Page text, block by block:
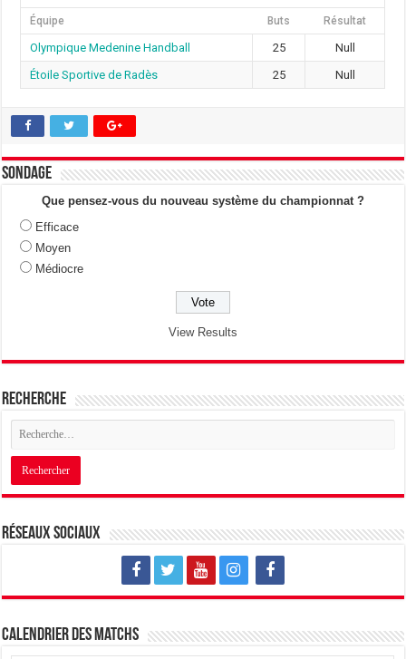
Équipe Buts Résultat
Olympique Medenine Handball 25
Null
Étoile Sportive de Radès
25 Null
Sondage
Que pensez-vous du nouveau système du championnat ?
Efficace
Moyen
Médiocre
View Results
Recherche
Réseaux sociaux
Calendrier des matchs